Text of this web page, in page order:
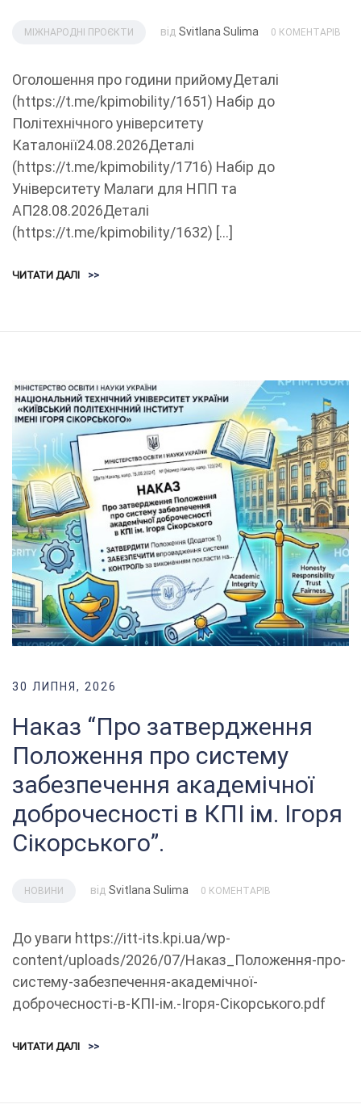
МІЖНАРОДНІ ПРОЄКТИ від Svitlana Sulima 0 КОМЕНТАРІВ
Оголошення про години прийомуДеталі
(https://t.me/kpimobility/1651) Набір до
Політехнічного університету
Каталонії24.08.2026Деталі
(https://t.me/kpimobility/1716) Набір до
Університету Малаги для НПП та
АП28.08.2026Деталі
(https://t.me/kpimobility/1632) […]
ЧИТАТИ ДАЛІ >>
30 ЛИПНЯ, 2026
Наказ “Про затвердження
Положення про систему
забезпечення академічної
доброчесності в КПІ ім. Ігоря
Сікорського”.
НОВИНИ від Svitlana Sulima 0 КОМЕНТАРІВ
До уваги https://itt-its.kpi.ua/wp-
content/uploads/2026/07/Наказ_Положення-про-
систему-забезпечення-академічної-
доброчесності-в-КПІ-ім.-Ігоря-Сікорського.pdf
ЧИТАТИ ДАЛІ >>